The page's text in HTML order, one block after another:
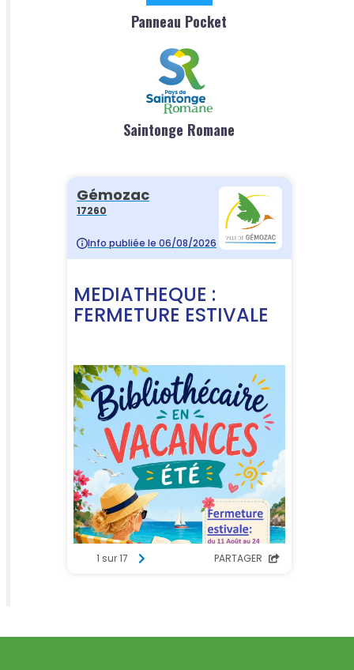
Panneau Pocket
Saintonge Romane